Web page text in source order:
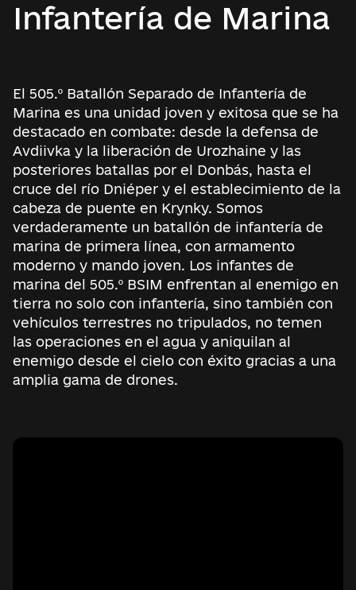
Infantería de Marina
El 505.º Batallón Separado de Infantería de
Marina es una unidad joven y exitosa que se ha
destacado en combate: desde la defensa de
Avdiivka y la liberación de Urozhaine y las
posteriores batallas por el Donbás, hasta el
cruce del río Dniéper y el establecimiento de la
cabeza de puente en Krynky. Somos
verdaderamente un batallón de infantería de
marina de primera línea, con armamento
moderno y mando joven. Los infantes de
marina del 505.º BSIM enfrentan al enemigo en
tierra no solo con infantería, sino también con
vehículos terrestres no tripulados, no temen
las operaciones en el agua y aniquilan al
enemigo desde el cielo con éxito gracias a una
amplia gama de drones.